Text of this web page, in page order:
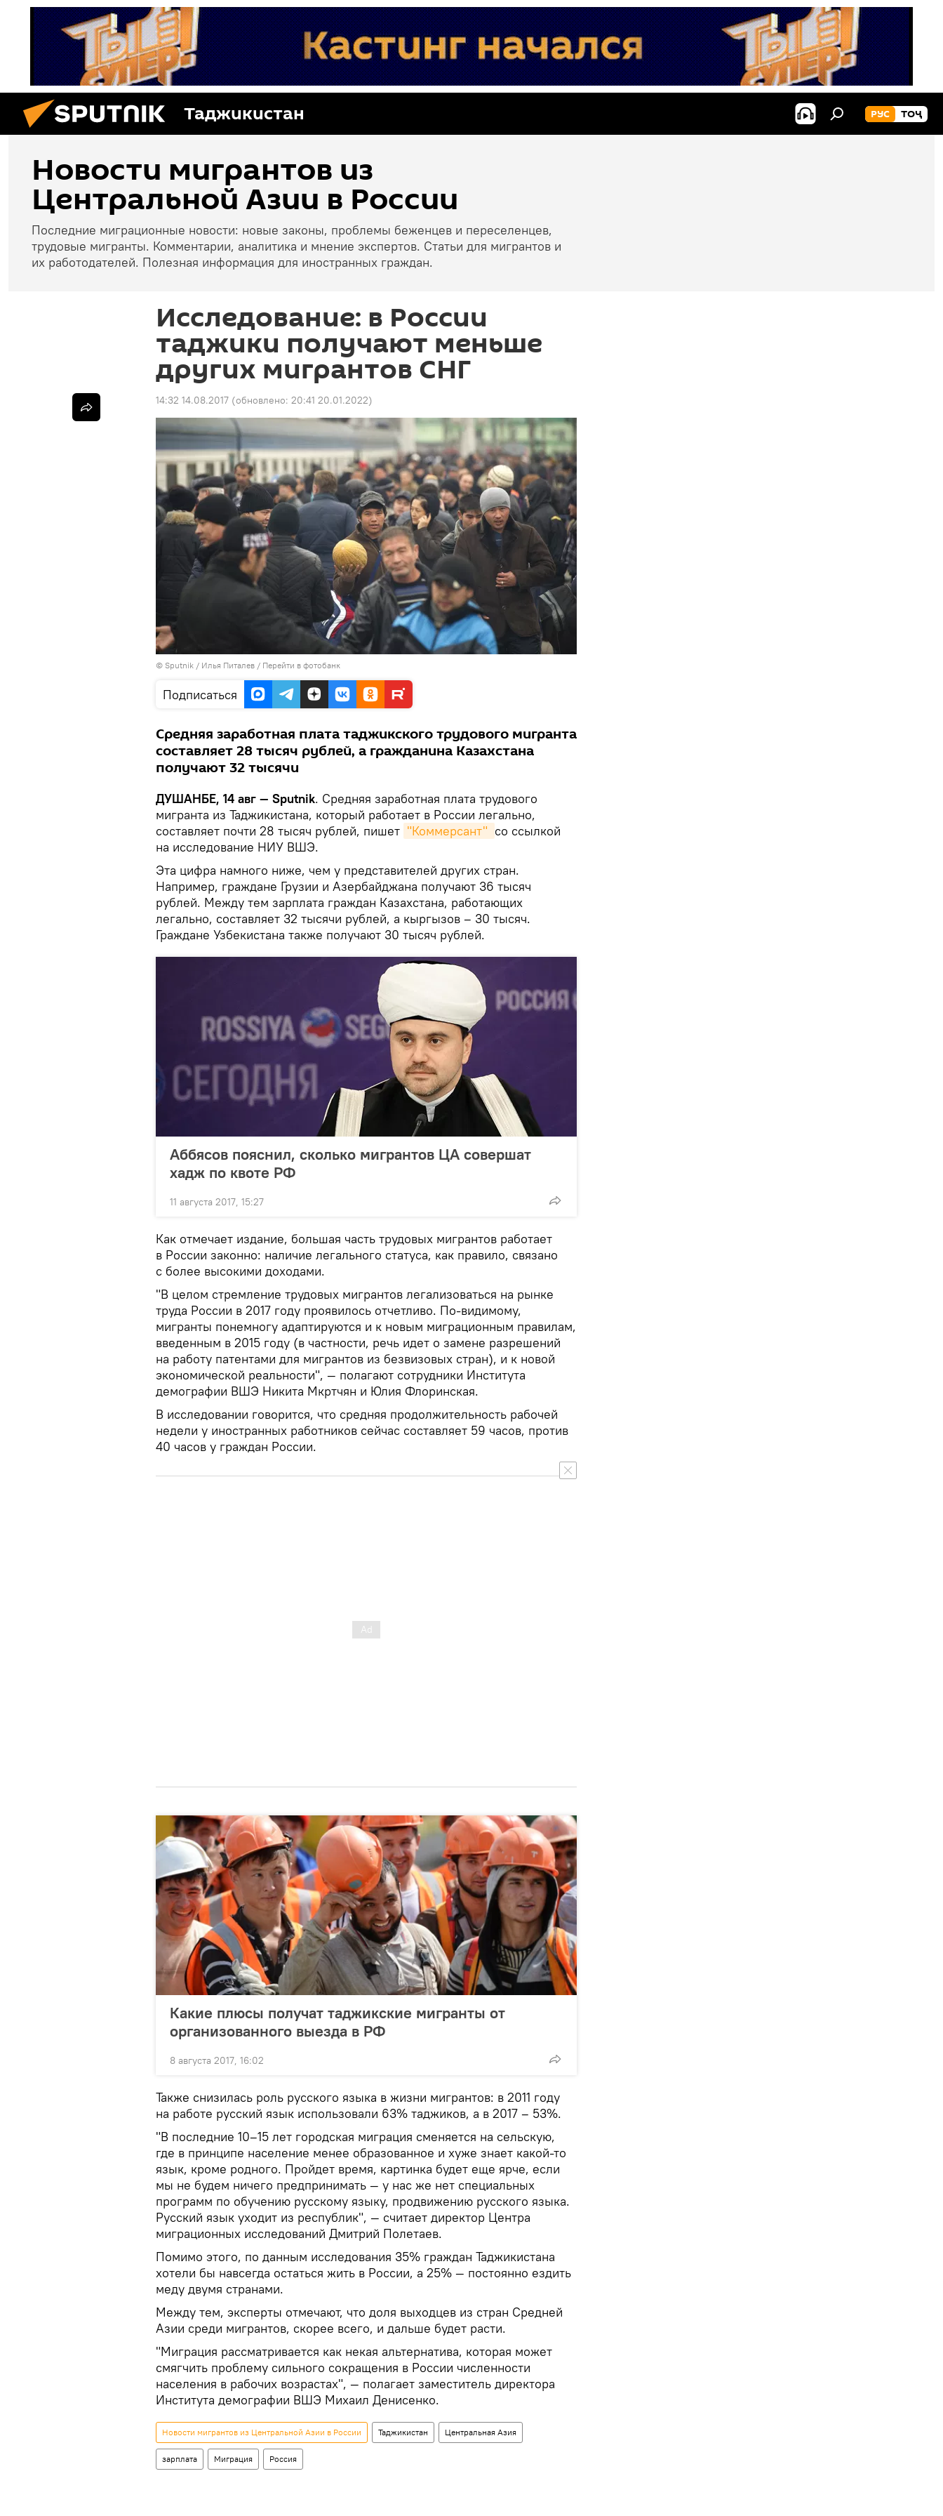
Таджикистан РУС ТОҶ
Новости мигрантов из
Центральной Азии в России
Последние миграционные новости: новые законы, проблемы беженцев и переселенцев,
трудовые мигранты. Комментарии, аналитика и мнение экспертов. Статьи для мигрантов и
их работодателей. Полезная информация для иностранных граждан.
Исследование: в России
таджики получают меньше
других мигрантов СНГ
14:32 14.08.2017 (обновлено: 20:41 20.01.2022)
© Sputnik / Илья Питалев / Перейти в фотобанк
Подписаться
Средняя заработная плата таджикского трудового мигранта
составляет 28 тысяч рублей, а гражданина Казахстана
получают 32 тысячи
ДУШАНБЕ, 14 авг — Sputnik. Средняя заработная плата трудового
мигранта из Таджикистана, который работает в России легально,
составляет почти 28 тысяч рублей, пишет "Коммерсант" со ссылкой
на исследование НИУ ВШЭ.
Эта цифра намного ниже, чем у представителей других стран.
Например, граждане Грузии и Азербайджана получают 36 тысяч
рублей. Между тем зарплата граждан Казахстана, работающих
легально, составляет 32 тысячи рублей, а кыргызов – 30 тысяч.
Граждане Узбекистана также получают 30 тысяч рублей.
Аббясов пояснил, сколько мигрантов ЦА совершат
хадж по квоте РФ
11 августа 2017, 15:27
Как отмечает издание, большая часть трудовых мигрантов работает
в России законно: наличие легального статуса, как правило, связано
с более высокими доходами.
"В целом стремление трудовых мигрантов легализоваться на рынке
труда России в 2017 году проявилось отчетливо. По-видимому,
мигранты понемногу адаптируются и к новым миграционным правилам,
введенным в 2015 году (в частности, речь идет о замене разрешений
на работу патентами для мигрантов из безвизовых стран), и к новой
экономической реальности", — полагают сотрудники Института
демографии ВШЭ Никита Мкртчян и Юлия Флоринская.
В исследовании говорится, что средняя продолжительность рабочей
недели у иностранных работников сейчас составляет 59 часов, против
40 часов у граждан России.
Какие плюсы получат таджикские мигранты от
организованного выезда в РФ
8 августа 2017, 16:02
Также снизилась роль русского языка в жизни мигрантов: в 2011 году
на работе русский язык использовали 63% таджиков, а в 2017 – 53%.
"В последние 10–15 лет городская миграция сменяется на сельскую,
где в принципе население менее образованное и хуже знает какой-то
язык, кроме родного. Пройдет время, картинка будет еще ярче, если
мы не будем ничего предпринимать — у нас же нет специальных
программ по обучению русскому языку, продвижению русского языка.
Русский язык уходит из республик", — считает директор Центра
миграционных исследований Дмитрий Полетаев.
Помимо этого, по данным исследования 35% граждан Таджикистана
хотели бы навсегда остаться жить в России, а 25% — постоянно ездить
меду двумя странами.
Между тем, эксперты отмечают, что доля выходцев из стран Средней
Азии среди мигрантов, скорее всего, и дальше будет расти.
"Миграция рассматривается как некая альтернатива, которая может
смягчить проблему сильного сокращения в России численности
населения в рабочих возрастах", — полагает заместитель директора
Института демографии ВШЭ Михаил Денисенко.
Новости мигрантов из Центральной Азии в России Таджикистан Центральная Азия
зарплата Миграция Россия